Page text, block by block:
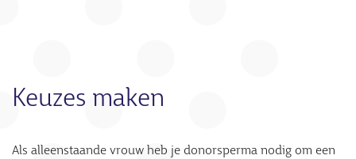
Keuzes maken
Als alleenstaande vrouw heb je donorsperma nodig om een